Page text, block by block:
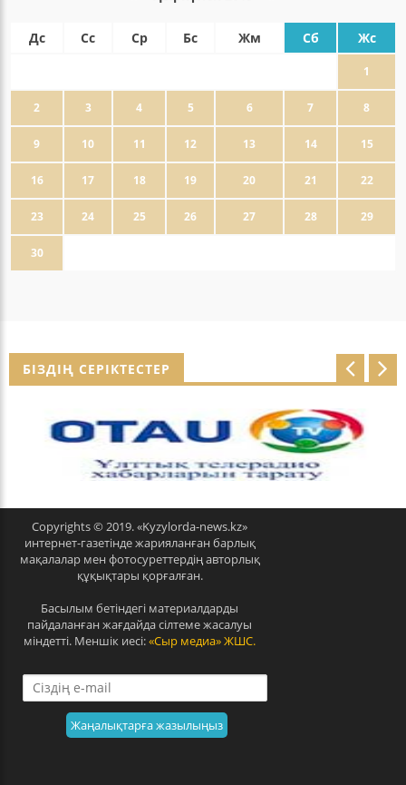
Дс Сс Ср Бс Жм Сб Жс
1
2 3 4 5 6 7 8
9 10 11 12 13 14 15
16 17 18 19 20 21 22
23 24 25 26 27 28 29
30
БІЗДІҢ СЕРІКТЕСТЕР
r
e
Copyrights © 2019. «Kyzylorda-news.kz»
интернет-газетінде жарияланған барлық
мақалалар мен фотосуреттердің авторлық
құқықтары қорғалған.
Басылым бетіндегі материалдарды
пайдаланған жағдайда сілтеме жасалуы
міндетті. Меншік иесі:«Сыр медиа» ЖШС.